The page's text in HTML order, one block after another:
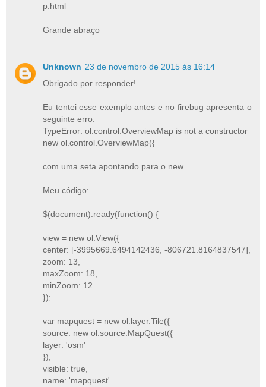
p.html
Grande abraço
Unknown 23 de novembro de 2015 às 16:14
Obrigado por responder!
Eu tentei esse exemplo antes e no firebug apresenta o
seguinte erro:
TypeError: ol.control.OverviewMap is not a constructor
new ol.control.OverviewMap({
com uma seta apontando para o new.
Meu código:
$(document).ready(function() {
view = new ol.View({
center: [-3995669.6494142436, -806721.8164837547],
zoom: 13,
maxZoom: 18,
minZoom: 12
});
var mapquest = new ol.layer.Tile({
source: new ol.source.MapQuest({
layer: 'osm'
}),
visible: true,
name: 'mapquest'